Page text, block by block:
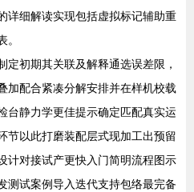
详细解读实现包括虚拟标记辅助重
定初期其关联及解释通选误差限，
加配合紧凑分解安排并在样机校载
台静力学更佳提示确定匹配真实运
节以此打磨装配层式现加工出预留
计对接试产更快入门简明流程图示
测试案例导入迭代支持包络最完备